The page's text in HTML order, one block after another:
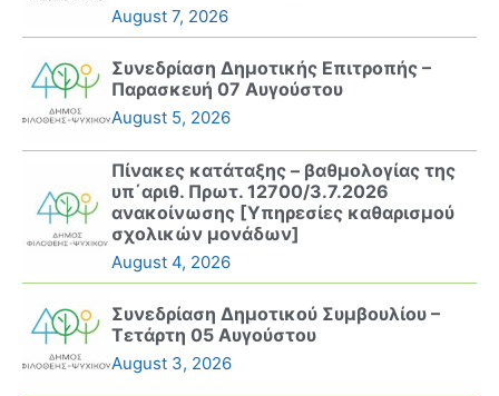
August 7, 2026
Συνεδρίαση Δημοτικής Επιτροπής –
Παρασκευή 07 Αυγούστου
August 5, 2026
Πίνακες κατάταξης – βαθμολογίας της
υπ΄αριθ. Πρωτ. 12700/3.7.2026
ανακοίνωσης [Υπηρεσίες καθαρισμού
σχολικών μονάδων]
August 4, 2026
Συνεδρίαση Δημοτικού Συμβουλίου –
Τετάρτη 05 Αυγούστου
August 3, 2026